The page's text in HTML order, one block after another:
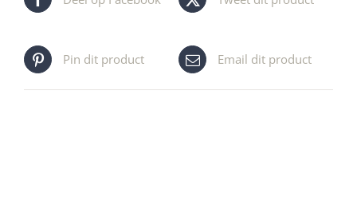
Pin dit product Email dit product